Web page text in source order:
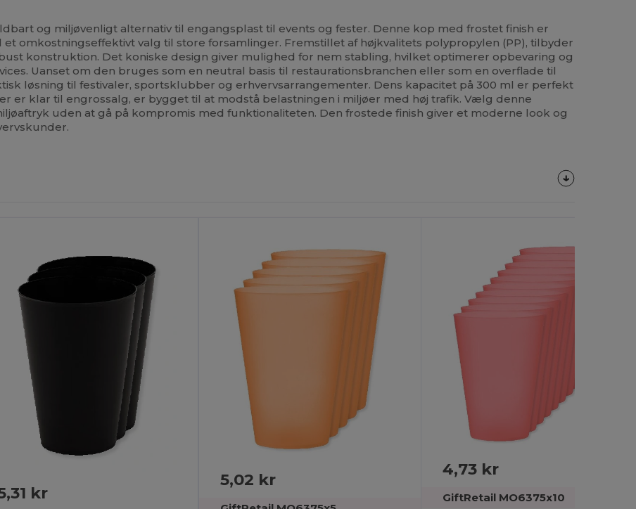
og miljøvenligt alternativ til engangsplast til events og fester. Denne kop med frostet finish er
omkostningseffektivt valg til store forsamlinger. Fremstillet af højkvalitets polypropylen (PP), tilbyder
konstruktion. Det koniske design giver mulighed for nem stabling, hvilket optimerer opbevaring og
Uanset om den bruges som en neutral basis til restaurationsbranchen eller som en overflade til
løsning til festivaler, sportsklubber og erhvervsarrangementer. Dens kapacitet på 300 ml er perfekt
er klar til engrossalg, er bygget til at modstå belastningen i miljøer med høj trafik. Vælg denne
uden at gå på kompromis med funktionaliteten. Den frostede finish giver et moderne look og
kr
5,02 kr
4,73 kr
GiftRetail MO6375x10